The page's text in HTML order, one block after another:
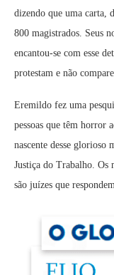
dizendo que uma carta,
800 magistrados. Seus
encantou-se com esse
protestam e não
Eremildo fez uma
pessoas que têm horror
nascente desse glorioso
Justiça do Trabalho. Os
são juízes que